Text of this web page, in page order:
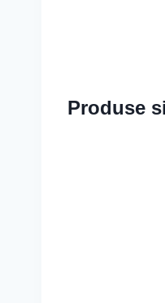
Produse